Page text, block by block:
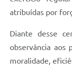
atribuídas por
Diante desse
observância aos
moralidade,